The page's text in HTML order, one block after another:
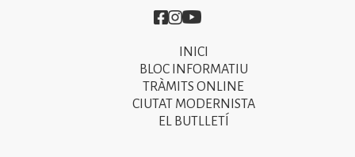
Imatge
Imatge
Imatge
INICI
BLOC INFORMATIU
TRÀMITS ONLINE
CIUTAT MODERNISTA
EL BUTLLETÍ